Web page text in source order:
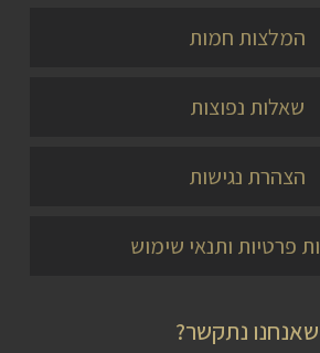
המלצות חמות
שאלות נפוצות
הצהרת נגישות
פרטיות ותנאי שימוש
שאנחנו נתקשר?